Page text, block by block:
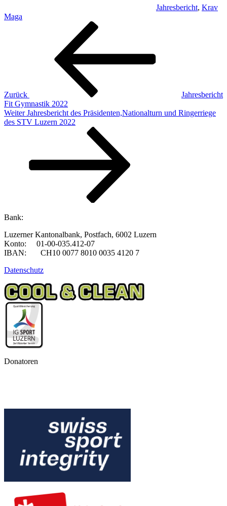
Jahresbericht, Krav
Maga
Beitragsnavigation
Zurück
Jahresbericht
Fit Gymnastik 2022
Nächster
Beitrag
Weiter Jahresbericht des Präsidenten,Nationalturn und Ringerriege
des STV Luzern 2022
Bank:
Luzerner Kantonalbank, Postfach, 6002 Luzern
Konto: 01-00-035.412-07
IBAN: CH10 0077 8010 0035 4120 7
Datenschutz
Donatoren